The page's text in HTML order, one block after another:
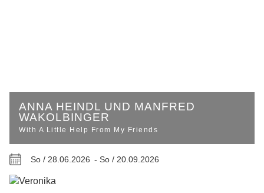
ANNA HEINDL UND MANFRED
WAKOLBINGER
With A Little Help From My Friends
So / 28.06.2026 - So / 20.09.2026